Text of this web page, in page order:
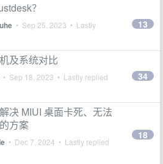
？
• Sep 25, 2023 • Lastly
13
及系统对比
• Sep 18, 2023 • Lastly replied
34
决 MIUI 桌面卡死、无法
方案
• Dec 7, 2024 • Lastly replied
18